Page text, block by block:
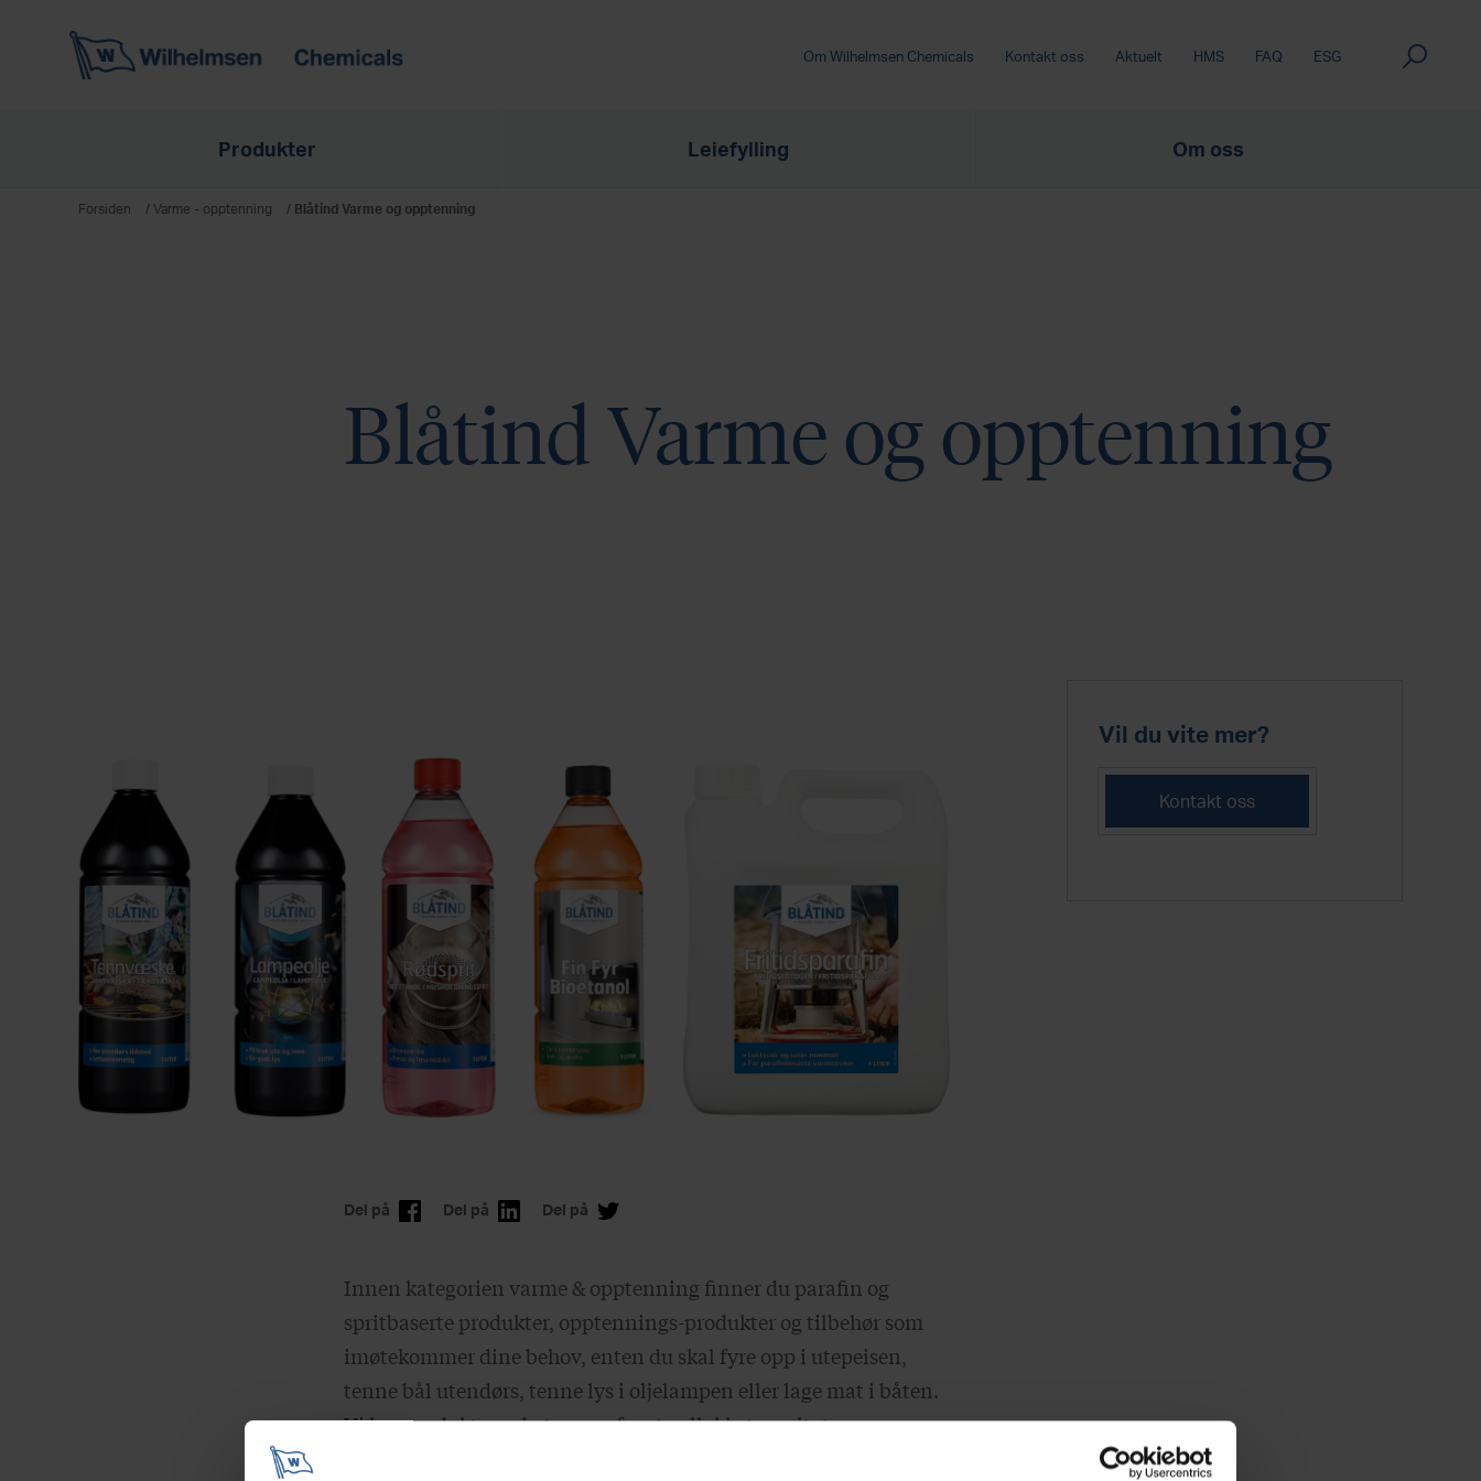
Om Wilhelmsen Chemicals Kontakt oss Aktuelt HMS FAQ ESG
Produkter Leiefylling Om oss
Forsiden /Varme - opptenning / Blåtind Varme og opptenning
Blåtind Varme og opptenning
Del på Del på Del på
Innen kategorien varme & opptenning finner du parafin og
spritbaserte produkter, opptennings-produkter og tilbehør som
imøtekommer dine behov, enten du skal fyre opp i utepeisen,
tenne bål utendørs, tenne lys i oljelampen eller lage mat i båten.
Vi har produktene du trenger for et vellykket resultat.
Vil du vite mer?
Kontakt oss